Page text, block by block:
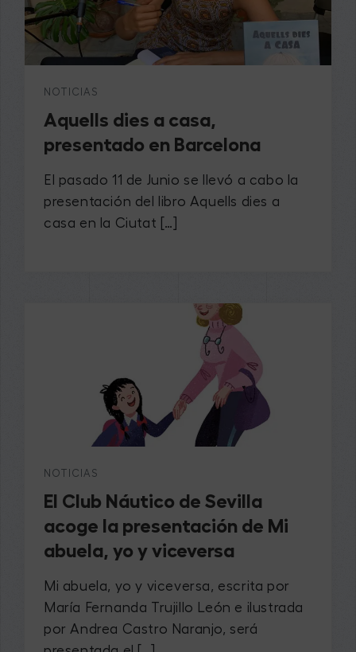
NOTICIAS
Aquells dies a casa,
presentado en Barcelona
El pasado 11 de Junio se llevó a cabo la
presentación del libro Aquells dies a
casa en la Ciutat […]
NOTICIAS
El Club Náutico de Sevilla
acoge la presentación de Mi
abuela, yo y viceversa
Mi abuela, yo y viceversa, escrita por
María Fernanda Trujillo León e ilustrada
por Andrea Castro Naranjo, será